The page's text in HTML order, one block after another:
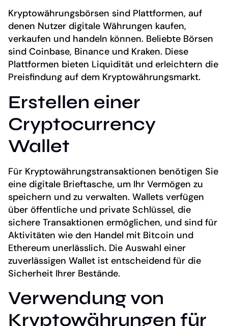
Kryptowährungsbörsen sind Plattformen, auf
denen Nutzer digitale Währungen kaufen,
verkaufen und handeln können. Beliebte Börsen
sind Coinbase, Binance und Kraken. Diese
Plattformen bieten Liquidität und erleichtern die
Preisfindung auf dem Kryptowährungsmarkt.
Erstellen einer
Cryptocurrency
Wallet
Für Kryptowährungstransaktionen benötigen Sie
eine digitale Brieftasche, um Ihr Vermögen zu
speichern und zu verwalten. Wallets verfügen
über öffentliche und private Schlüssel, die
sichere Transaktionen ermöglichen, und sind für
Aktivitäten wie den Handel mit Bitcoin und
Ethereum unerlässlich. Die Auswahl einer
zuverlässigen Wallet ist entscheidend für die
Sicherheit Ihrer Bestände.
Verwendung von
Kryptowährungen für